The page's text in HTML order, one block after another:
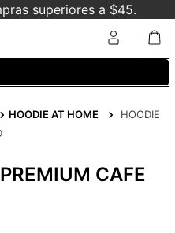
superiores a $45.
HOODIE AT HOME
HOODIE
CAFE